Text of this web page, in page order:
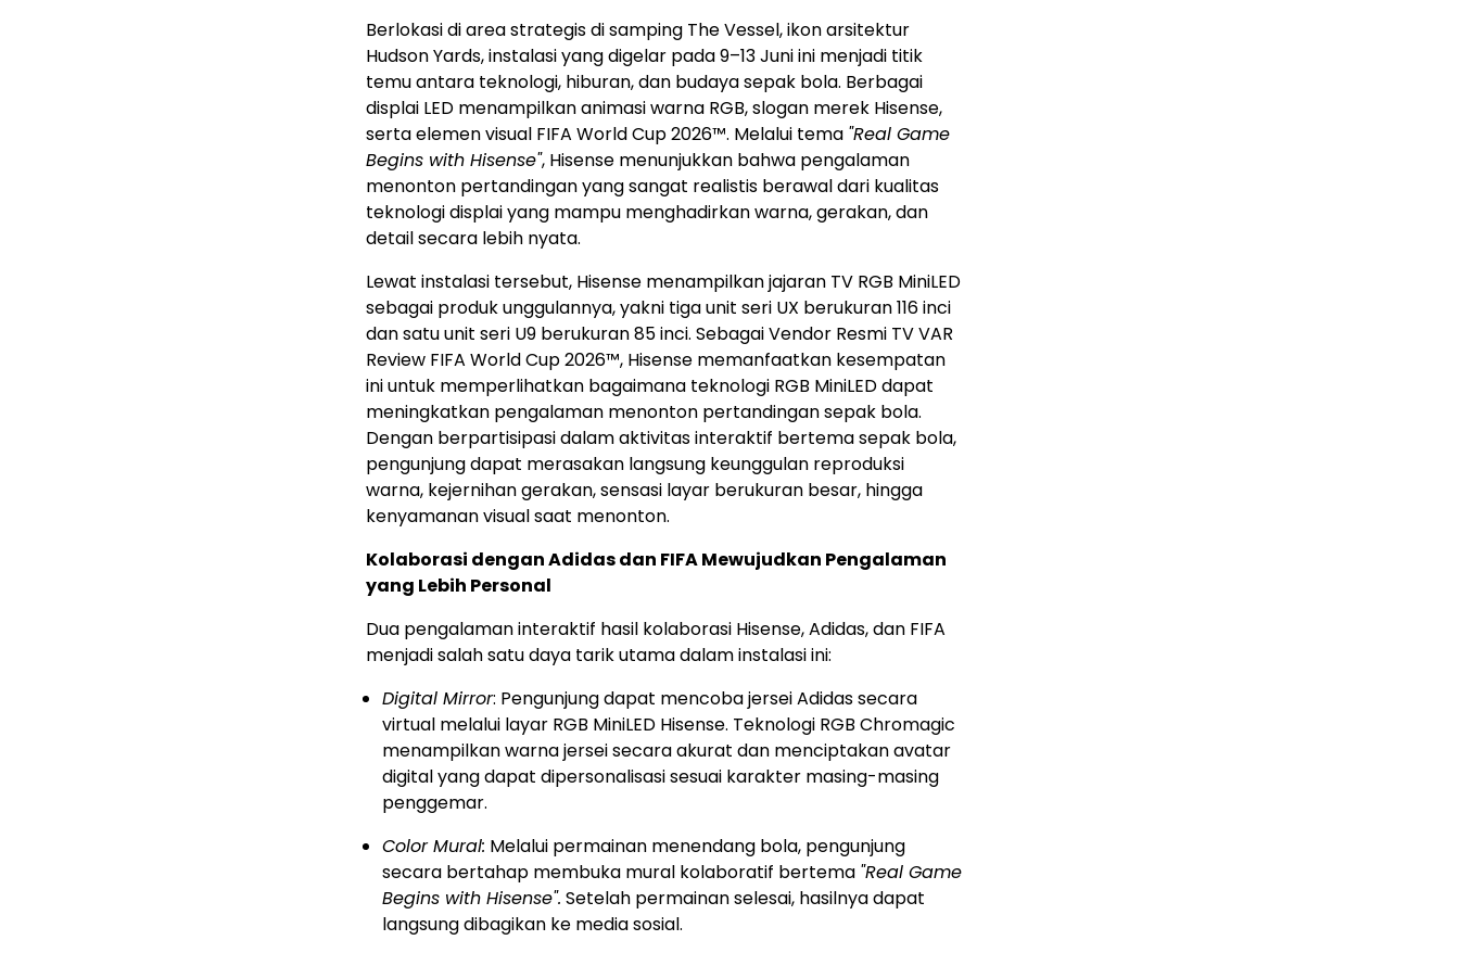
Berlokasi di area strategis di samping The Vessel, ikon arsitektur
Hudson Yards, instalasi yang digelar pada 9–13 Juni ini menjadi titik
temu antara teknologi, hiburan, dan budaya sepak bola. Berbagai
displai LED menampilkan animasi warna RGB, slogan merek Hisense,
serta elemen visual FIFA World Cup 2026™. Melalui tema "Real Game
Begins with Hisense", Hisense menunjukkan bahwa pengalaman
menonton pertandingan yang sangat realistis berawal dari kualitas
teknologi displai yang mampu menghadirkan warna, gerakan, dan
detail secara lebih nyata.
Lewat instalasi tersebut, Hisense menampilkan jajaran TV RGB MiniLED
sebagai produk unggulannya, yakni tiga unit seri UX berukuran 116 inci
dan satu unit seri U9 berukuran 85 inci. Sebagai Vendor Resmi TV VAR
Review FIFA World Cup 2026™, Hisense memanfaatkan kesempatan
ini untuk memperlihatkan bagaimana teknologi RGB MiniLED dapat
meningkatkan pengalaman menonton pertandingan sepak bola.
Dengan berpartisipasi dalam aktivitas interaktif bertema sepak bola,
pengunjung dapat merasakan langsung keunggulan reproduksi
warna, kejernihan gerakan, sensasi layar berukuran besar, hingga
kenyamanan visual saat menonton.
Kolaborasi dengan Adidas dan FIFA Mewujudkan Pengalaman
yang Lebih Personal
Dua pengalaman interaktif hasil kolaborasi Hisense, Adidas, dan FIFA
menjadi salah satu daya tarik utama dalam instalasi ini:
Digital Mirror: Pengunjung dapat mencoba jersei Adidas secara
virtual melalui layar RGB MiniLED Hisense. Teknologi RGB Chromagic
menampilkan warna jersei secara akurat dan menciptakan avatar
digital yang dapat dipersonalisasi sesuai karakter masing-masing
penggemar.
Color Mural: Melalui permainan menendang bola, pengunjung
secara bertahap membuka mural kolaboratif bertema "Real Game
Begins with Hisense". Setelah permainan selesai, hasilnya dapat
langsung dibagikan ke media sosial.